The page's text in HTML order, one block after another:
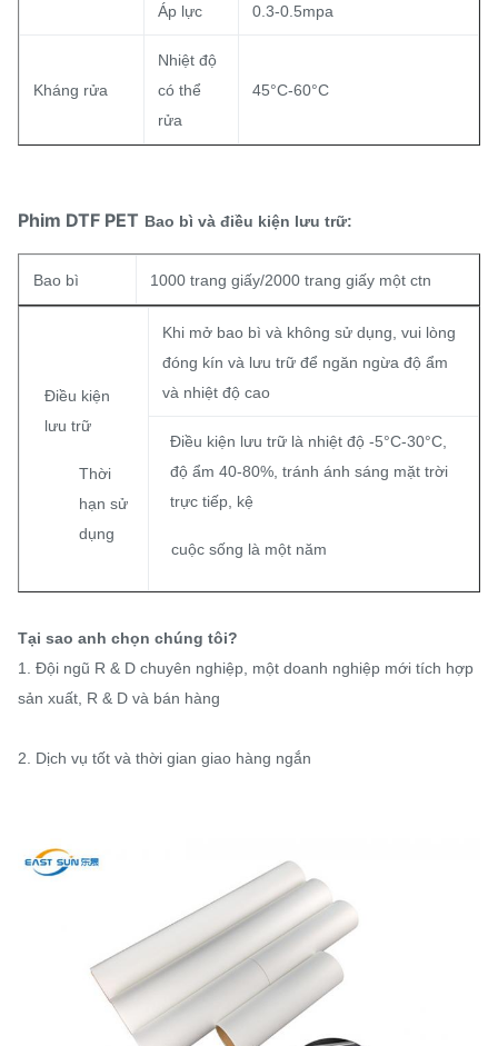
Áp lực 0.3-0.5mpa
Kháng rửa
Nhiệt độ
có thể
rửa
45°C-60°C
Phim DTF PET Bao bì và điều kiện lưu trữ:
Bao bì 1000 trang giấy/2000 trang giấy một ctn
Điều kiện
lưu trữ
Thời
hạn sử
dụng
Khi mở bao bì và không sử dụng, vui lòng
đóng kín và lưu trữ để ngăn ngừa độ ẩm
và nhiệt độ cao
Điều kiện lưu trữ là nhiệt độ -5°C-30°C,
độ ẩm 40-80%, tránh ánh sáng mặt trời
trực tiếp, kệ
cuộc sống là một năm
Tại sao anh chọn chúng tôi?
1. Đội ngũ R & D chuyên nghiệp, một doanh nghiệp mới tích hợp
sản xuất, R & D và bán hàng
2. Dịch vụ tốt và thời gian giao hàng ngắn